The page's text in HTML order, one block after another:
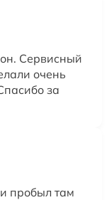
Сервисный
очень
за
пробыл там